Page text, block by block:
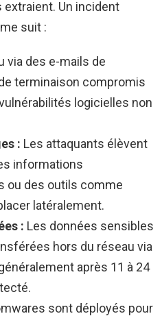
Un incident
suit :
via des e-mails de
terminaison compromis
logicielles non
: Les attaquants élèvent
informations
ou des outils comme
latéralement.
: Les données sensibles
hors du réseau via
après 11 à 24
sont déployés pour